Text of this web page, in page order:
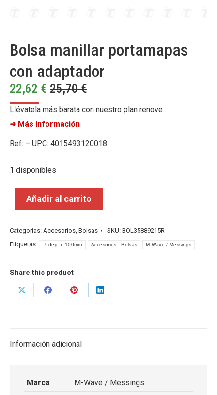
Bolsa manillar portamapas
con adaptador
22,62 € 25,70€
Llévatela más barata con nuestro plan renove
➜ Más información
Ref: – UPC: 4015493120018
1 disponibles
Añadir al carrito
Categorías: Accesorios, Bolsas SKU: BOL35889215R
Etiquetas:
-7 deg. x 100mm Accesorios - Bolsas M-Wave / Messings
Share this product
Share
Share
Share
Share
Información adicional
Marca
M-Wave / Messings